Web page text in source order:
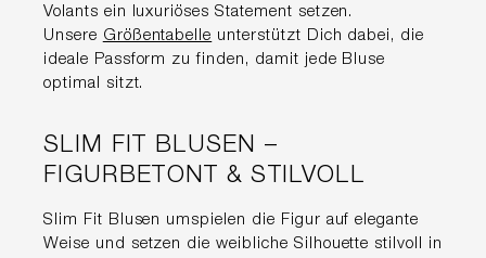
Volants ein luxuriöses Statement setzen.
Unsere Größentabelle unterstützt Dich dabei, die
ideale Passform zu finden, damit jede Bluse
optimal sitzt.
SLIM FIT BLUSEN –
FIGURBETONT & STILVOLL
Slim Fit Blusen umspielen die Figur auf elegante
Weise und setzen die weibliche Silhouette stilvoll in